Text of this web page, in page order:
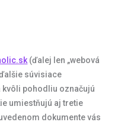
(ďalej len „webová
súvisiace
pohodliu označujú
umiestňujú aj tretie
dokumente vás